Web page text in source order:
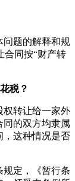
问题的解释和规
合同按“财产转
税？
权转让给一家外
同的双方均隶属
，这种情况是否
规定，《暂行条